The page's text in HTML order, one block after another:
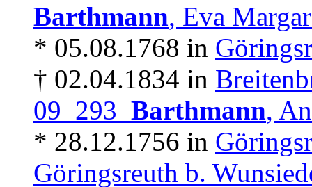
Barthmann, Eva
* 05.08.1768 in
† 02.04.1834 in
09 293 Barthmann,
* 28.12.1756 in
Göringsreuth b.